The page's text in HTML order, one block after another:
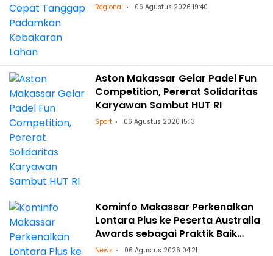
Regional 06 Agustus 2026 19:40
Aston Makassar Gelar Padel Fun
Competition, Pererat Solidaritas
Karyawan Sambut HUT RI
Sport 06 Agustus 2026 15:13
Kominfo Makassar Perkenalkan
Lontara Plus ke Peserta Australia
Awards sebagai Praktik Baik
Transformasi Digital
News 06 Agustus 2026 04:21